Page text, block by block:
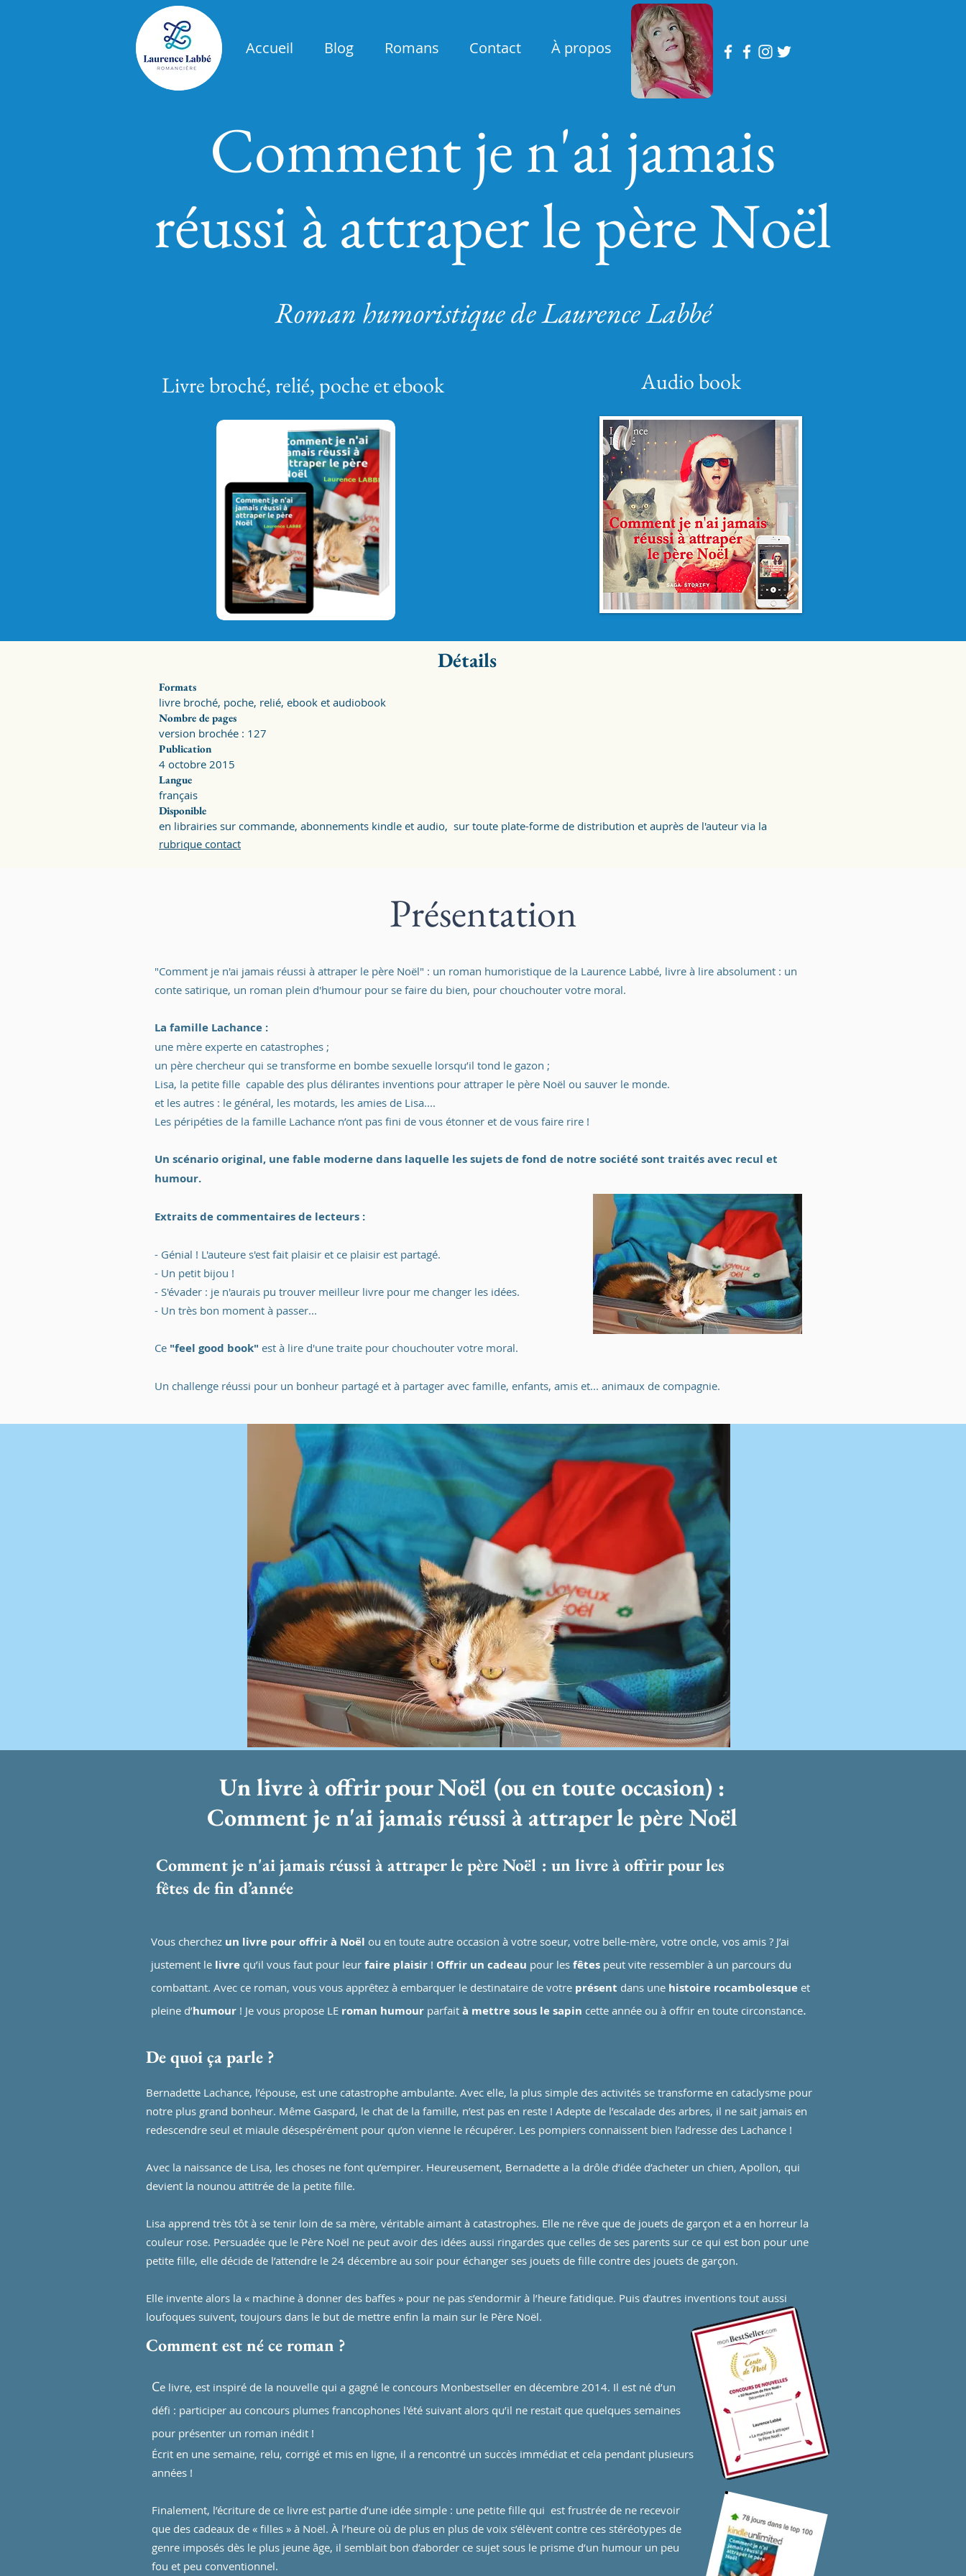
Accueil Blog Romans Contact À propos
Comment je n'ai jamais
réussi à attraper le père Noël
Roman humoristique de Laurence Labbé
Livre broché, relié, poche et ebook Audio book
Détails
Formats
livre broché, poche, relié, ebook et audiobook
Nombre de pages
version brochée : 127
Publication
4 octobre 2015
Langue
français
Disponible
en librairies sur commande, abonnements kindle et audio, sur toute plate-forme de distribution et auprès de l'auteur via la
rubrique contact
"Comment je n'ai jamais réussi à attraper le père Noël" : un roman humoristique de la Laurence Labbé, livre à lire absolument : un
conte satirique, un roman plein d'humour pour se faire du bien, pour chouchouter votre moral.
La famille Lachance :
une mère experte en catastrophes ;
un père chercheur qui se transforme en bombe sexuelle lorsqu’il tond le gazon ;
Lisa, la petite fille capable des plus délirantes inventions pour attraper le père Noël ou sauver le monde.
et les autres : le général, les motards, les amies de Lisa....
Les péripéties de la famille Lachance n’ont pas fini de vous étonner et de vous faire rire !
Un scénario original, une fable moderne dans laquelle les sujets de fond de notre société sont traités avec recul et
humour.
Extraits de commentaires de lecteurs :
- Génial ! L'auteure s'est fait plaisir et ce plaisir est partagé.
- Un petit bijou !
- S'évader : je n'aurais pu trouver meilleur livre pour me changer les idées.
- Un très bon moment à passer...
Ce "feel good book" est à lire d'une traite pour chouchouter votre moral.
Un challenge réussi pour un bonheur partagé et à partager avec famille, enfants, amis et... animaux de compagnie.
Présentation
Un livre à offrir pour Noël (ou en toute occasion) :
Comment je n'ai jamais réussi à attraper le père Noël
Comment je n'ai jamais réussi à attraper le père Noël : un livre à offrir pour les
fêtes de fin d’année
Vous cherchez un livre pour offrir à Noël ou en toute autre occasion à votre soeur, votre belle-mère, votre oncle, vos amis ? J’ai
justement le livre qu’il vous faut pour leur faire plaisir ! Offrir un cadeau pour les fêtes peut vite ressembler à un parcours du
combattant. Avec ce roman, vous vous apprêtez à embarquer le destinataire de votre présent dans une histoire rocambolesque et
pleine d’humour ! Je vous propose LE roman humour parfait à mettre sous le sapin cette année ou à offrir en toute circonstance.
De quoi ça parle ?
Bernadette Lachance, l’épouse, est une catastrophe ambulante. Avec elle, la plus simple des activités se transforme en cataclysme pour
notre plus grand bonheur. Même Gaspard, le chat de la famille, n’est pas en reste ! Adepte de l’escalade des arbres, il ne sait jamais en
redescendre seul et miaule désespérément pour qu’on vienne le récupérer. Les pompiers connaissent bien l’adresse des Lachance !
Avec la naissance de Lisa, les choses ne font qu’empirer. Heureusement, Bernadette a la drôle d’idée d’acheter un chien, Apollon, qui
devient la nounou attitrée de la petite fille.
Lisa apprend très tôt à se tenir loin de sa mère, véritable aimant à catastrophes. Elle ne rêve que de jouets de garçon et a en horreur la
couleur rose. Persuadée que le Père Noël ne peut avoir des idées aussi ringardes que celles de ses parents sur ce qui est bon pour une
petite fille, elle décide de l’attendre le 24 décembre au soir pour échanger ses jouets de fille contre des jouets de garçon.
Elle invente alors la « machine à donner des baffes » pour ne pas s’endormir à l’heure fatidique. Puis d’autres inventions tout aussi
loufoques suivent, toujours dans le but de mettre enfin la main sur le Père Noël.
Comment est né ce roman ?
Ce livre, est inspiré de la nouvelle qui a gagné le concours Monbestseller en décembre 2014. Il est né d’un
défi : participer au concours plumes francophones l'été suivant alors qu’il ne restait que quelques semaines
pour présenter un roman inédit !
Écrit en une semaine, relu, corrigé et mis en ligne, il a rencontré un succès immédiat et cela pendant plusieurs
années !
Finalement, l’écriture de ce livre est partie d’une idée simple : une petite fille qui est frustrée de ne recevoir
que des cadeaux de « filles » à Noël. À l’heure où de plus en plus de voix s’élèvent contre ces stéréotypes de
genre imposés dès le plus jeune âge, il semblait bon d’aborder ce sujet sous le prisme d’un humour un peu
fou et peu conventionnel.